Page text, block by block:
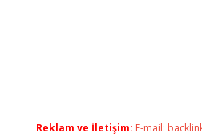
Reklam ve İletişim: E-mail: